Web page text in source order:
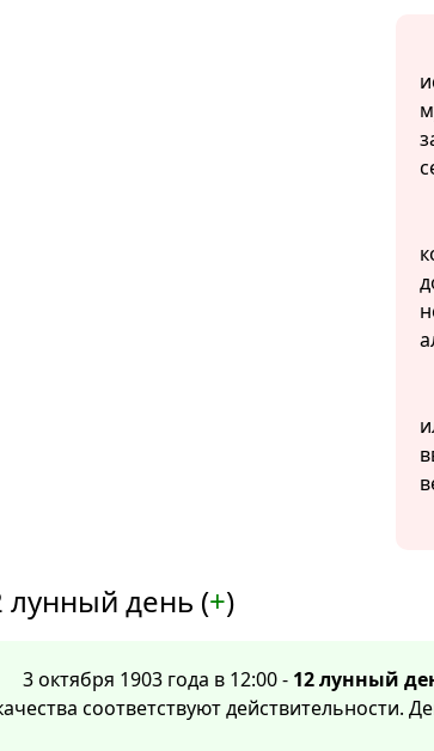
лунный день (+)
3 октября 1903 года в 12:00 - 12 лунный
соответствуют действительности.